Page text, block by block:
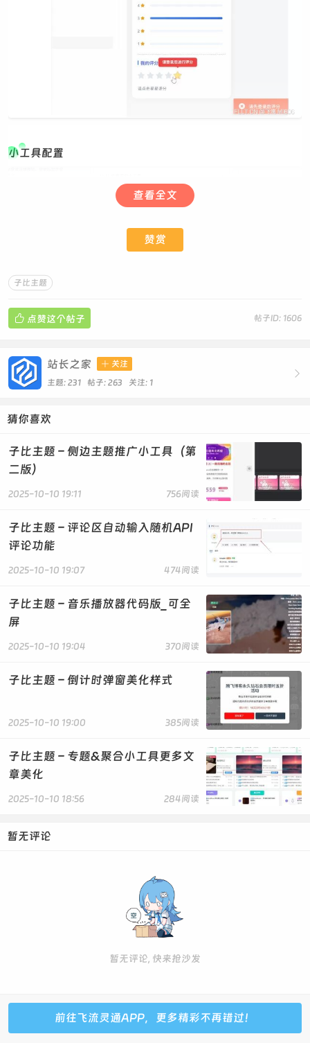
小工具配置
暂无代码
查看全文
赞赏
子比主题
帖子ID: 1606
 点赞这个帖子

站长之家  关注
主题: 231 帖子: 263 关注: 1
猜你喜欢
子比主题 – 侧边主题推广小工具（第
二版）
756阅读
2025-10-10 19:11
子比主题 – 评论区自动输入随机API
评论功能
474阅读
2025-10-10 19:07
子比主题 – 音乐播放器代码版_可全
屏
370阅读
2025-10-10 19:04
子比主题 – 倒计时弹窗美化样式
385阅读
2025-10-10 19:00
子比主题 – 专题&聚合小工具更多文
章美化
284阅读
2025-10-10 18:56
暂无评论
暂无评论, 快来抢沙发
前往飞流灵通APP，更多精彩不再错过！